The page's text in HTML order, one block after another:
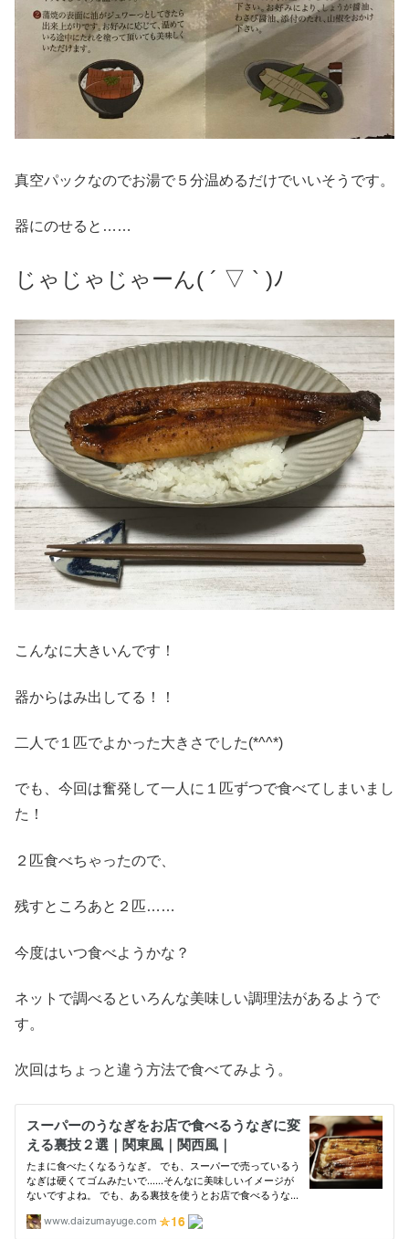
真空パックなのでお湯で５分温めるだけでいいそうです。
器にのせると……
じゃじゃじゃーん( ´ ▽ ` )ﾉ
こんなに大きいんです！
器からはみ出してる！！
二人で１匹でよかった大きさでした(*^^*)
でも、今回は奮発して一人に１匹ずつで食べてしまいまし
た！
２匹食べちゃったので、
残すところあと２匹……
今度はいつ食べようかな？
ネットで調べるといろんな美味しい調理法があるようで
す。
次回はちょっと違う方法で食べてみよう。